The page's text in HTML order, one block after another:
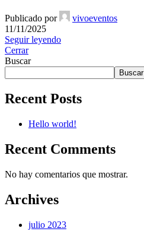
Publicado por
vivoeventos
11/11/2025
Seguir leyendo
Cerrar
Buscar
Buscar
Recent Posts
Hello world!
Recent Comments
No hay comentarios que mostrar.
Archives
julio 2023